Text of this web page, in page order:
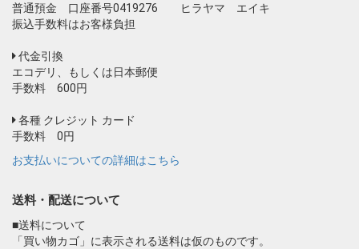
普通預金 口座番号0419276 ヒラヤマ エイキ
振込手数料はお客様負担
代金引換
エコデリ、もしくは日本郵便
手数料 600円
各種 クレジット カード
手数料 0円
お支払いについての詳細はこちら
送料・配送について
■送料について
「買い物カゴ」に表示される送料は仮のものです。